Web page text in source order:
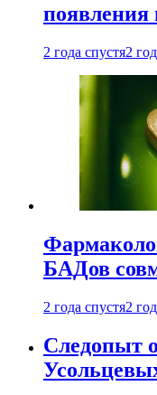
появления
2 года спустя2
БАДов
2 года спустя2
Следопыт